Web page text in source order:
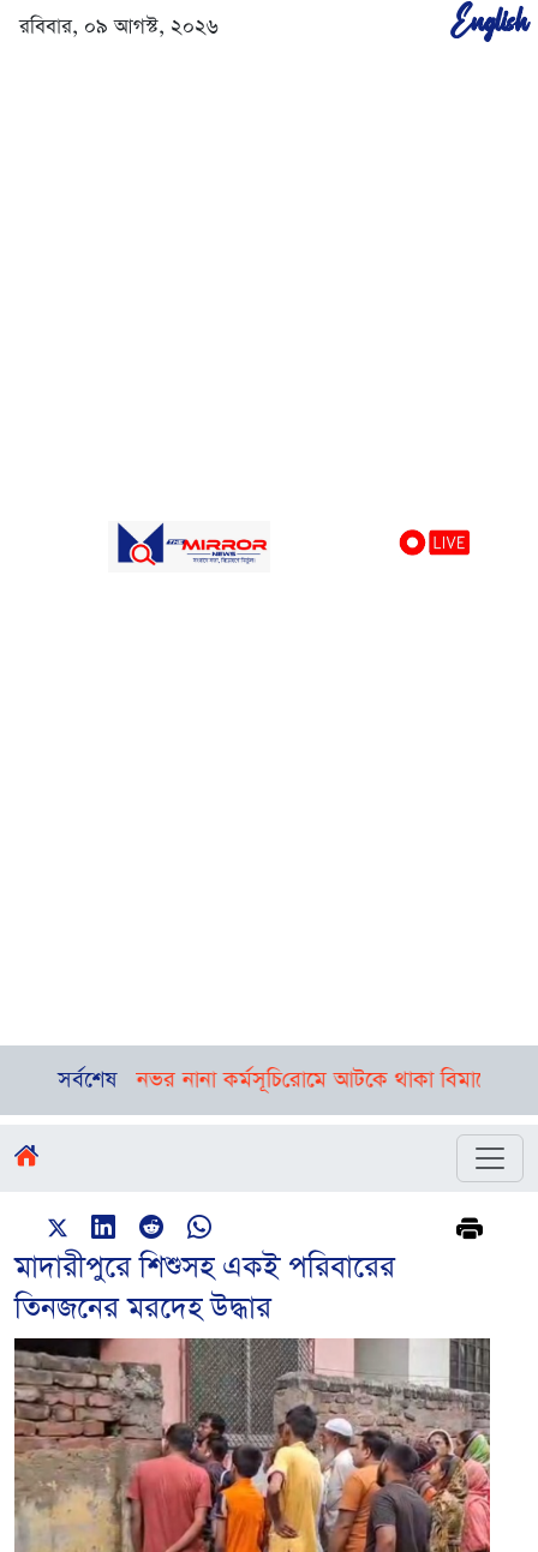
রবিবার, ০৯ আগস্ট, ২০২৬ English
সর্বশেষ
দিনভর নানা কর্মসূচিরোমে আটকে থাকা বিমানের ফ্লাইট
মাদারীপুরে শিশুসহ একই পরিবারের
তিনজনের মরদেহ উদ্ধার